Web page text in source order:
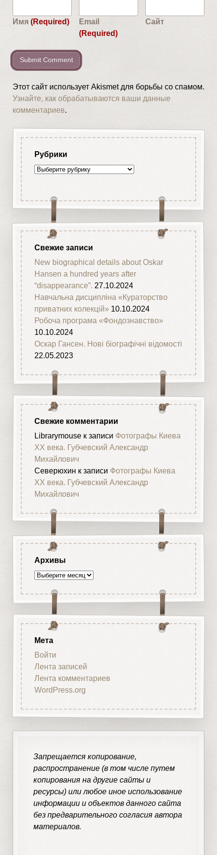
Имя (Required)
Email
(Required)
Сайт
Этот сайт использует Akismet для борьбы со спамом.
Узнайте, как обрабатываются ваши данные
комментариев.
Рубрики
Рубрики
Свежие записи
New biographical details about Oskar
Hansen a hundred years after
“disappearance”. 27.10.2024
Навчальна дисципліна «Кураторство
приватних колекцій» 10.10.2024
Робоча програма «Фондознавство»
10.10.2024
Оскар Гансен. Нові біографічні відомості
22.05.2023
Свежие комментарии
Librarymouseк записи Фотографы Киева
XX века. Губчевский Александр
Михайлович
Северюхин к записи Фотографы Киева
XX века. Губчевский Александр
Михайлович
Архивы
Архивы
Мета
Войти
Лента записей
Лента комментариев
WordPress.org
Запрещается копирование,
распространение (в том числе путем
копирования на другие сайты и
ресурсы) или любое иное использование
информации и объектов данного сайта
без предварительного согласия автора
материалов.